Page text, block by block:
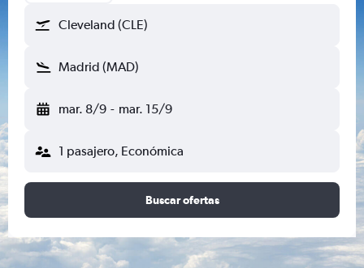
Cleveland (CLE)
Madrid (MAD)
mar. 8/9 - mar. 15/9
1 pasajero, Económica
Buscar ofertas